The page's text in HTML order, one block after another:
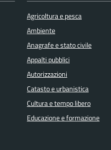
Agricoltura e pesca
Ambiente
Anagrafe e stato civile
Appalti pubblici
Autorizzazioni
Catasto e urbanistica
Cultura e tempo libero
Educazione e formazione